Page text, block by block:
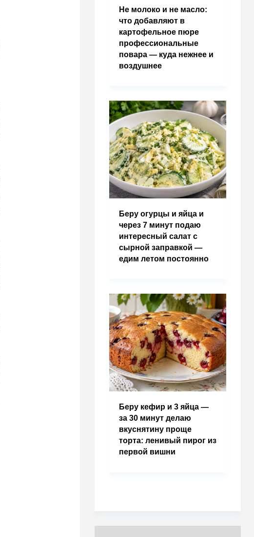
Не молоко и не масло:
что добавляют в
картофельное пюре
профессиональные
повара — куда нежнее и
воздушнее
Беру огурцы и яйца и
через 7 минут подаю
интересный салат с
сырной заправкой —
едим летом постоянно
Беру кефир и 3 яйца —
за 30 минут делаю
вкуснятину проще
торта: ленивый пирог из
первой вишни